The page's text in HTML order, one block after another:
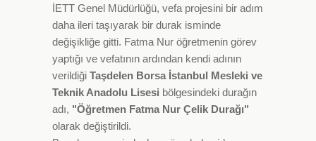
İETT Genel Müdürlüğü, vefa projesini bir adım
daha ileri taşıyarak bir durak isminde
değişikliğe gitti. Fatma Nur öğretmenin görev
yaptığı ve vefatının ardından kendi adının
verildiği Taşdelen Borsa İstanbul Mesleki ve
Teknik Anadolu Lisesi bölgesindeki durağın
adı, "Öğretmen Fatma Nur Çelik Durağı"
olarak değiştirildi.